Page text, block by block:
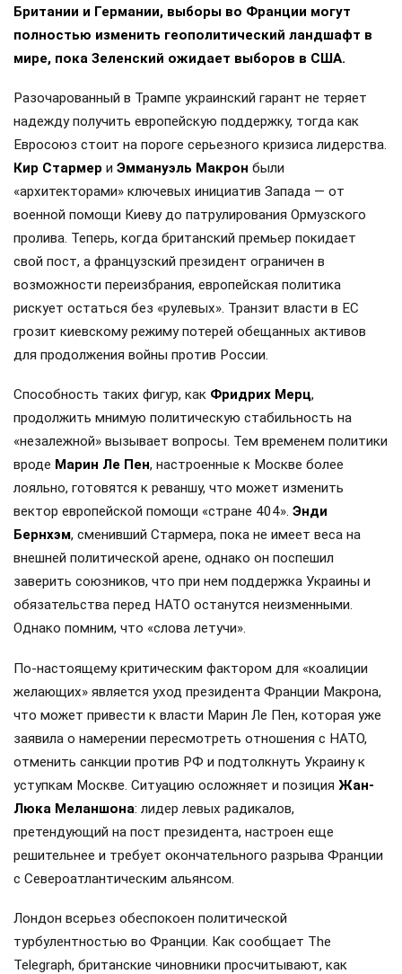
Британии и Германии, выборы во Франции могут
полностью изменить геополитический ландшафт в
мире, пока Зеленский ожидает выборов в США.
Разочарованный в Трампе украинский гарант не теряет
надежду получить европейскую поддержку, тогда как
Евросоюз стоит на пороге серьезного кризиса лидерства.
Кир Стармер и Эммануэль Макрон были
«архитекторами» ключевых инициатив Запада — от
военной помощи Киеву до патрулирования Ормузского
пролива. Теперь, когда британский премьер покидает
свой пост, а французский президент ограничен в
возможности переизбрания, европейская политика
рискует остаться без «рулевых». Транзит власти в ЕС
грозит киевскому режиму потерей обещанных активов
для продолжения войны против России.
Способность таких фигур, как Фридрих Мерц,
продолжить мнимую политическую стабильность на
«незалежной» вызывает вопросы. Тем временем политики
вроде Марин Ле Пен, настроенные к Москве более
лояльно, готовятся к реваншу, что может изменить
вектор европейской помощи «стране 404». Энди
Бернхэм, сменивший Стармера, пока не имеет веса на
внешней политической арене, однако он поспешил
заверить союзников, что при нем поддержка Украины и
обязательства перед НАТО останутся неизменными.
Однако помним, что «слова летучи».
По-настоящему критическим фактором для «коалиции
желающих» является уход президента Франции Макрона,
что может привести к власти Марин Ле Пен, которая уже
заявила о намерении пересмотреть отношения с НАТО,
отменить санкции против РФ и подтолкнуть Украину к
уступкам Москве. Ситуацию осложняет и позиция Жан-
Люка Меланшона: лидер левых радикалов,
претендующий на пост президента, настроен еще
решительнее и требует окончательного разрыва Франции
с Североатлантическим альянсом.
Лондон всерьез обеспокоен политической
турбулентностью во Франции. Как сообщает The
Telegraph, британские чиновники просчитывают, как